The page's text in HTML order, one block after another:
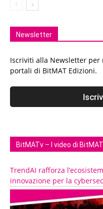
Newsletter
Iscriviti alla Newsletter
portali di BitMAT Edizioni.
BitMATv – I video di BitMAT
TrendAI rafforza
innovazione per la